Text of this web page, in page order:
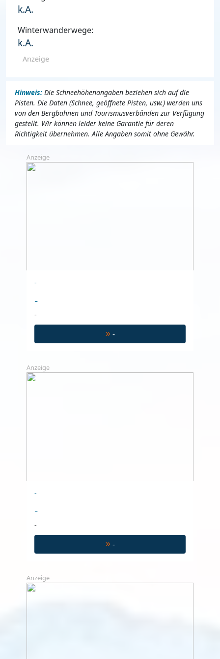
k.A.
Winterwanderwege:
k.A.
Anzeige
Hinweis: Die Schneehöhenangaben beziehen sich auf die
Pisten. Die Daten (Schnee, geöffnete Pisten, usw.) werden uns
von den Bergbahnen und Tourismusverbänden zur Verfügung
gestellt. Wir können leider keine Garantie für deren
Richtigkeit übernehmen. Alle Angaben somit ohne Gewähr.
Anzeige
-
-
-
-
Anzeige
-
-
-
-
Anzeige